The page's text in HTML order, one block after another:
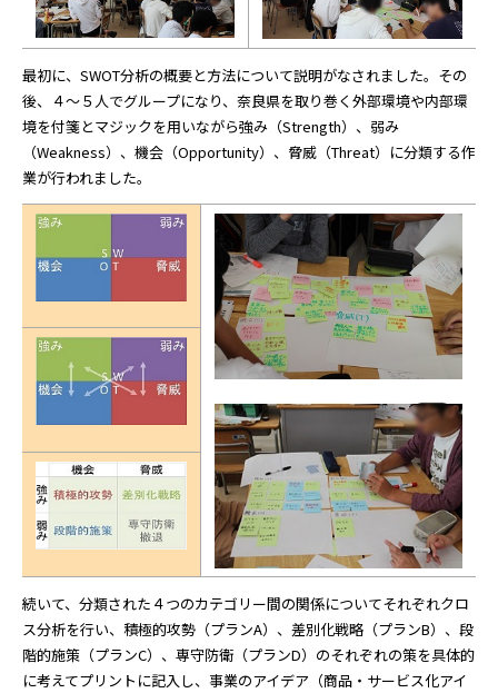
最初に、SWOT分析の概要と方法について説明がなされました。その
後、４～５人でグループになり、奈良県を取り巻く外部環境や内部環
境を付箋とマジックを用いながら強み（Strength）、弱み
（Weakness）、機会（Opportunity）、脅威（Threat）に分類する作
業が行われました。
続いて、分類された４つのカテゴリー間の関係についてそれぞれクロ
ス分析を行い、積極的攻勢（プランA）、差別化戦略（プランB）、段
階的施策（プランC）、専守防衛（プランD）のそれぞれの策を具体的
に考えてプリントに記入し、事業のアイデア（商品・サービス化アイ